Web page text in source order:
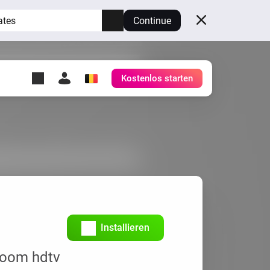
Continue
Lass Homey auf deiner
Kostenlos starten
hdtv
Installieren